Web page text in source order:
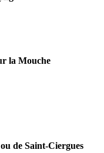
la Mouche
de Saint-Ciergues